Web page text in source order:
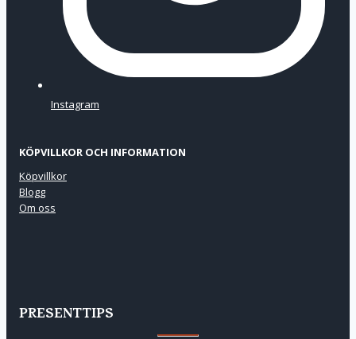
Instagram
KÖPVILLKOR OCH INFORMATION
Köpvillkor
Blogg
Om oss
PRESENTTIPS